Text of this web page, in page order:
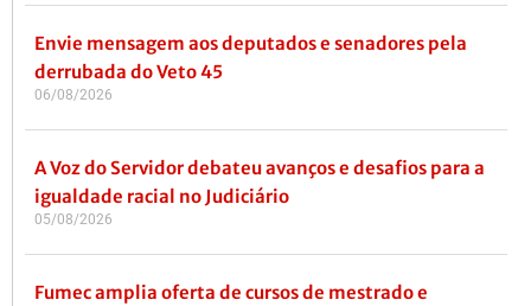
Envie mensagem aos deputados e senadores pela
derrubada do Veto 45
06/08/2026
A Voz do Servidor debateu avanços e desafios para a
igualdade racial no Judiciário
05/08/2026
Fumec amplia oferta de cursos de mestrado e